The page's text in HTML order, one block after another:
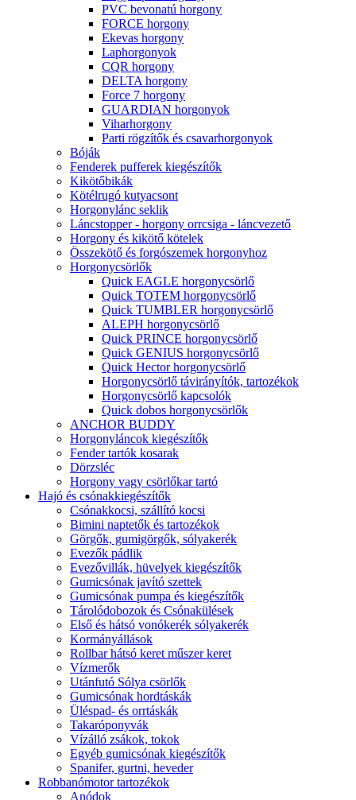
PVC bevonatú horgony
FORCE horgony
Ekevas horgony
Laphorgonyok
CQR horgony
DELTA horgony
Force 7 horgony
GUARDIAN horgonyok
Viharhorgony
Parti rögzítők és csavarhorgonyok
Bóják
Fenderek pufferek kiegészítők
Kikötőbikák
Kötélrugó kutyacsont
Horgonylánc seklik
Láncstopper - horgony orrcsiga - láncvezető
Horgony és kikötő kötelek
Összekötő és forgószemek horgonyhoz
Horgonycsörlők
Quick EAGLE horgonycsörlő
Quick TOTEM horgonycsörlő
Quick TUMBLER horgonycsörlő
ALEPH horgonycsörlő
Quick PRINCE horgonycsörlő
Quick GENIUS horgonycsörlő
Quick Hector horgonycsörlő
Horgonycsörlő távirányítók, tartozékok
Horgonycsörlő kapcsolók
Quick dobos horgonycsörlők
ANCHOR BUDDY
Horgonyláncok kiegészítők
Fender tartók kosarak
Dörzsléc
Horgony vagy csörlőkar tartó
Hajó és csónakkiegészítők
Csónakkocsi, szállító kocsi
Bimini naptetők és tartozékok
Görgők, gumigörgők, sólyakerék
Evezők pádlik
Evezővillák, hüvelyek kiegészítők
Gumicsónak javító szettek
Gumicsónak pumpa és kiegészítők
Tárolódobozok és Csónakülések
Első és hátsó vonókerék sólyakerék
Kormányállások
Rollbar hátsó keret műszer keret
Vízmerők
Utánfutó Sólya csörlők
Gumicsónak hordtáskák
Üléspad- és orrtáskák
Takaróponyvák
Vízálló zsákok, tokok
Egyéb gumicsónak kiegészítők
Spanifer, gurtni, heveder
Robbanómotor tartozékok
Anódok